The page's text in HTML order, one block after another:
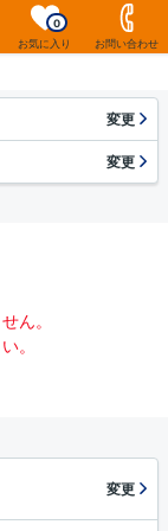
お気に入り
0
お問い合わせ
変更
変更
ん。
。
変更